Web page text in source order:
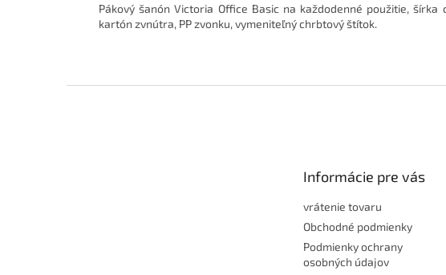
Pákový šanón Victoria Office Basic na každodenné použitie,
kartón zvnútra, PP zvonku, vymeniteľný chrbtový štítok.
Informácie pre vás
vrátenie tovaru
Obchodné podmienky
Podmienky ochrany
osobných údajov